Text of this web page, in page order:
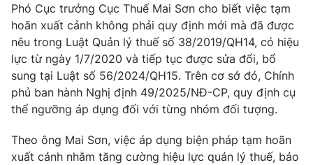
Tư vấn
Chuyên mục khác
Emagazine Podcast
Photo Infographic
Video Shorts video
Phó Cục trưởng Cục Thuế Mai Sơn cho biết việc tạm
hoãn xuất cảnh không phải quy định mới mà đã được
nêu trong Luật Quản lý thuế số 38/2019/QH14, có hiệu
lực từ ngày 1/7/2020 và tiếp tục được sửa đổi, bổ
sung tại Luật số 56/2024/QH15. Trên cơ sở đó, Chính
phủ ban hành Nghị định 49/2025/NĐ-CP, quy định cụ
thể ngưỡng áp dụng đối với từng nhóm đối tượng.
Theo ông Mai Sơn, việc áp dụng biện pháp tạm hoãn
xuất cảnh nhằm tăng cường hiệu lực quản lý thuế, bảo